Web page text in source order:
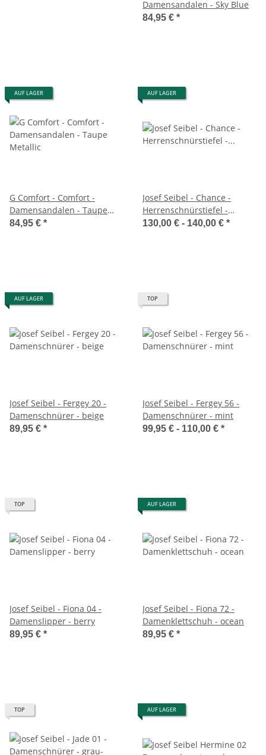
Damensandalen - Sky Blue
84,95 € *
AUF LAGER
G Comfort - Comfort -
Damensandalen - Taupe
Metallic
84,95 € *
AUF LAGER
Josef Seibel - Chance -
Herrenschnürstiefel -
vulcano/kombi
130,00 € - 140,00 € *
AUF LAGER
Josef Seibel - Fergey 20 -
Damenschnürer - beige
89,95 € *
TOP
Josef Seibel - Fergey 56 -
Damenschnürer - mint
99,95 € - 110,00 € *
TOP
Josef Seibel - Fiona 04 -
Damenslipper - berry
89,95 € *
AUF LAGER
Josef Seibel - Fiona 72 -
Damenklettschuh - ocean
89,95 € *
TOP AUF LAGER